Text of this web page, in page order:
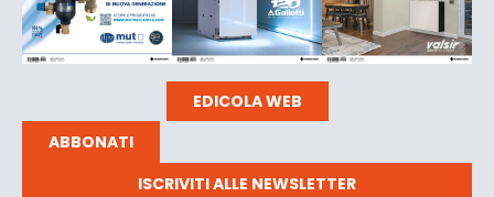
EDICOLA WEB
ABBONATI
ISCRIVITI ALLE NEWSLETTER